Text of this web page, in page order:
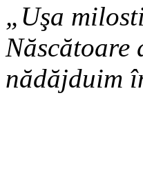
„Uşa
Născătoare
nădăjduim